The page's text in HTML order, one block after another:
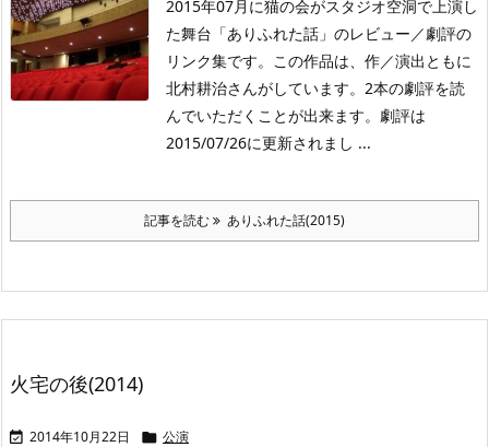
2015年07月に猫の会がスタジオ空洞で上演し
た舞台「ありふれた話」のレビュー／劇評の
リンク集です。この作品は、作／演出ともに
北村耕治さんがしています。2本の劇評を読
んでいただくことが出来ます。劇評は
2015/07/26に更新されまし ...
記事を読む ありふれた話(2015)
火宅の後(2014)
 2014年10月22日  公演